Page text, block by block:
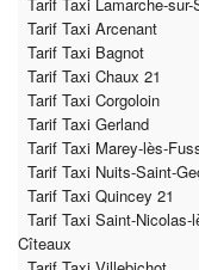
Tarif Taxi Lamarche-sur-
Tarif Taxi Arcenant
Tarif Taxi Bagnot
Tarif Taxi Chaux 21
Tarif Taxi Corgoloin
Tarif Taxi Gerland
Tarif Taxi Marey-lès-
Tarif Taxi Nuits-Saint-
Tarif Taxi Quincey 21
Tarif Taxi Saint-Nicolas-
Cîteaux